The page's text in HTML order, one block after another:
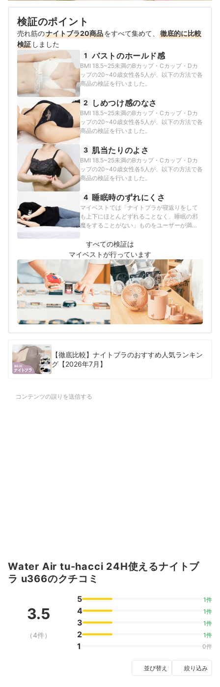
検証のポイント
売れ筋のナイトブラ20商品をすべて集めて、
徹底的に比較
検証 しました
1 バストのホールド感
BMI 18.5~25未満のBカップ・Cカップ・Dカ
ップの20~40歳女性各5人が、以下の方法で各
商品の検証を行いました。
2 しめつけ感のなさ
BMI 18.5~25未満のBカップ・Cカップ・Dカ
ップの20~40歳女性各5人が、以下の方法で各
商品の検証を行いました。
3 肌当たりのよさ
BMI 18.5~25未満のBカップ・Cカップ・Dカ
ップの20~40歳女性各5人が、以下の方法で各
商品の検証を行いました。
4 睡眠時のずれにくさ
マイベストでは「ナイトブラが寝返りをして
も上下にほとんどずれることなく、睡眠の邪
魔をすることがない」ものをユーザーが満足
コアの加重平均でおすすめ度をスコア化しま
した。
すべての検証は
マイベストが行っています
【徹底比較】ナイトブラのおすすめ人気ランキン
グ【2026年7月】
コンテンツの誤りを送信する
Water Air tu-hacci 24H使えるナイトブ
ラ u366のクチコミ
3.5
（4件）
5 1件
4 1件
3 1件
2 1件
1 0件
並び替え 絞り込み